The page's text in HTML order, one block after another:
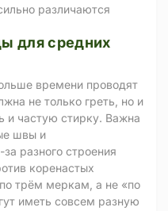
различаются
для средних
времени проводят
не только греть, но и
и частую стирку. Важна
швы и
разного строения
коренастых
трём меркам, а не «по
иметь совсем разную